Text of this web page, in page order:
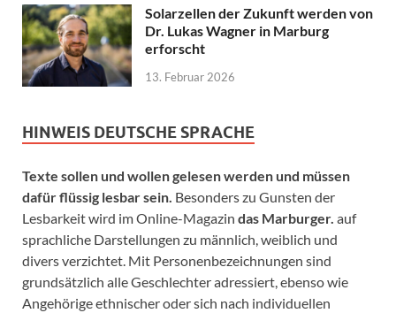
Solarzellen der Zukunft werden von
Dr. Lukas Wagner in Marburg
erforscht
13. Februar 2026
HINWEIS DEUTSCHE SPRACHE
Texte sollen und wollen gelesen werden und müssen
dafür flüssig lesbar sein. Besonders zu Gunsten der
Lesbarkeit wird im Online-Magazin das Marburger. auf
sprachliche Darstellungen zu männlich, weiblich und
divers verzichtet. Mit Personenbezeichnungen sind
grundsätzlich alle Geschlechter adressiert, ebenso wie
Angehörige ethnischer oder sich nach individuellen